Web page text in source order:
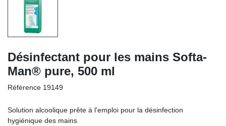
Désinfectant pour les mains Softa-
Man® pure, 500 ml
Référence 19149
Solution alcoolique prête à l'emploi pour la désinfection
hygiénique des mains